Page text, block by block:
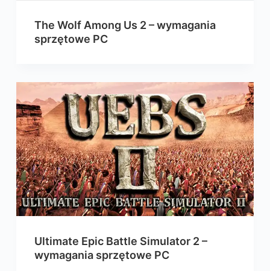
The Wolf Among Us 2 – wymagania
sprzętowe PC
Ultimate Epic Battle Simulator 2 –
wymagania sprzętowe PC